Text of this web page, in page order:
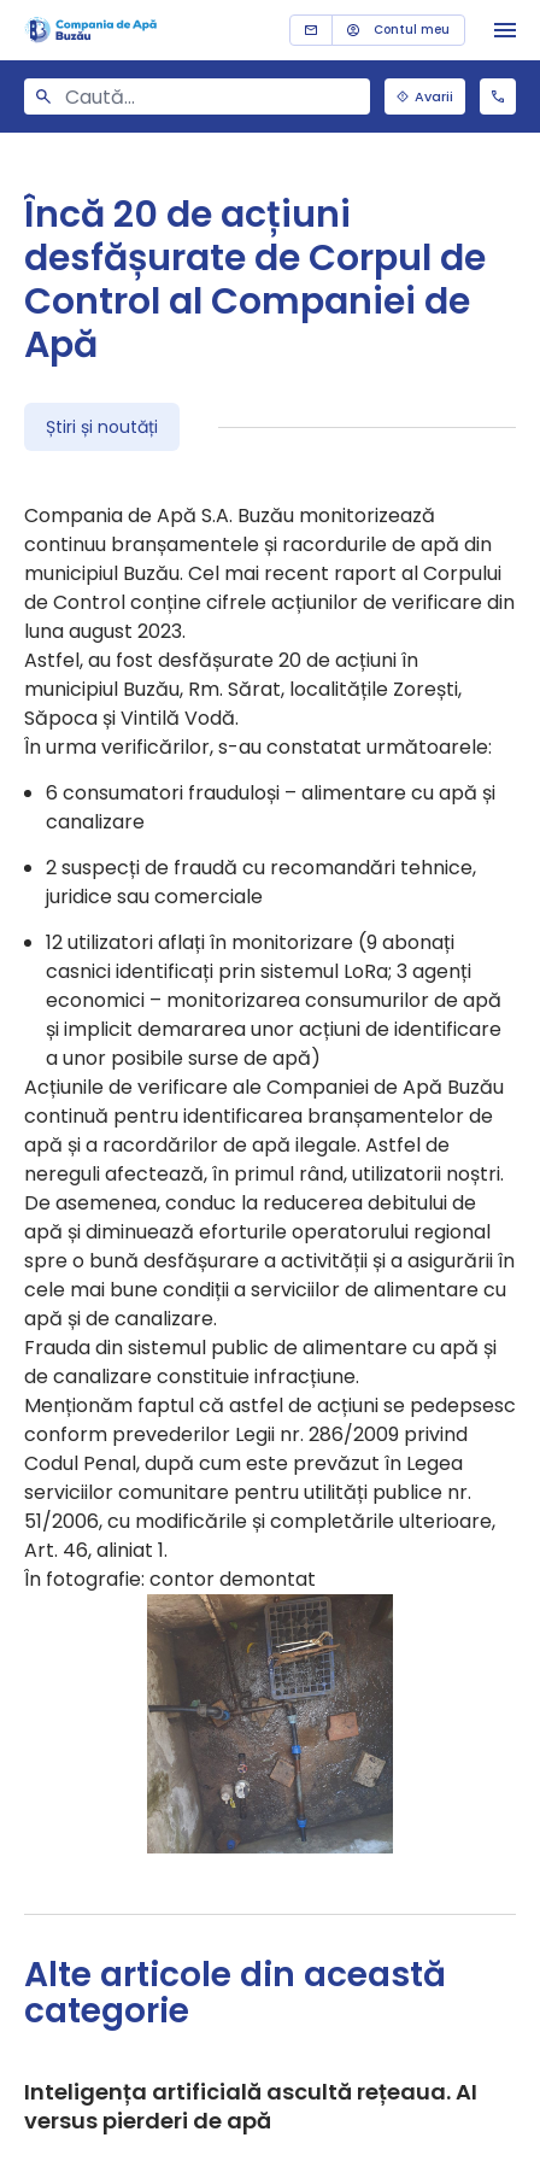
Contul meu
Avarii
Încă 20 de acțiuni
desfășurate de Corpul de
Control al Companiei de
Apă
Știri și noutăți
Compania de Apă S.A. Buzău monitorizează
continuu branșamentele și racordurile de apă din
municipiul Buzău. Cel mai recent raport al Corpului
de Control conține cifrele acțiunilor de verificare din
luna august 2023.
Astfel, au fost desfășurate 20 de acțiuni în
municipiul Buzău, Rm. Sărat, localitățile Zorești,
Săpoca și Vintilă Vodă.
În urma verificărilor, s-au constatat următoarele:
6 consumatori frauduloși – alimentare cu apă și
canalizare
2 suspecți de fraudă cu recomandări tehnice,
juridice sau comerciale
12 utilizatori aflați în monitorizare (9 abonați
casnici identificați prin sistemul LoRa; 3 agenți
economici – monitorizarea consumurilor de apă
și implicit demararea unor acțiuni de identificare
a unor posibile surse de apă)
Acțiunile de verificare ale Companiei de Apă Buzău
continuă pentru identificarea branșamentelor de
apă și a racordărilor de apă ilegale. Astfel de
nereguli afectează, în primul rând, utilizatorii noștri.
De asemenea, conduc la reducerea debitului de
apă și diminuează eforturile operatorului regional
spre o bună desfășurare a activității și a asigurării în
cele mai bune condiții a serviciilor de alimentare cu
apă și de canalizare.
Frauda din sistemul public de alimentare cu apă și
de canalizare constituie infracțiune.
Menționăm faptul că astfel de acțiuni se pedepsesc
conform prevederilor Legii nr. 286/2009 privind
Codul Penal, după cum este prevăzut în Legea
serviciilor comunitare pentru utilități publice nr.
51/2006, cu modificările și completările ulterioare,
Art. 46, aliniat 1.
În fotografie: contor demontat
Alte articole din această
categorie
Inteligența artificială ascultă rețeaua. AI
versus pierderi de apă